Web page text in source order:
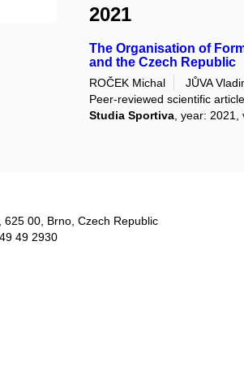
2021
The Organisation of
and the Czech Republic
ROČEK Michal JŮVA
Peer-reviewed scientific article
Studia Sportiva , year:
00, Brno, Czech Republic
49 2930